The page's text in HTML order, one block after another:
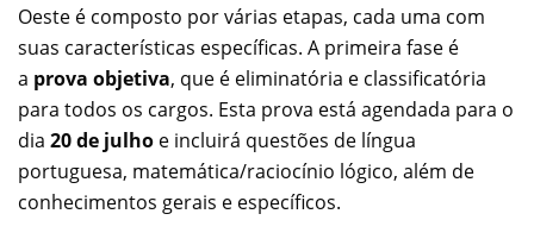
Oeste é composto por várias etapas, cada uma com
suas características específicas. A primeira fase é
a prova objetiva, que é eliminatória e classificatória
para todos os cargos. Esta prova está agendada para o
dia 20 de julho e incluirá questões de língua
portuguesa, matemática/raciocínio lógico, além de
conhecimentos gerais e específicos.